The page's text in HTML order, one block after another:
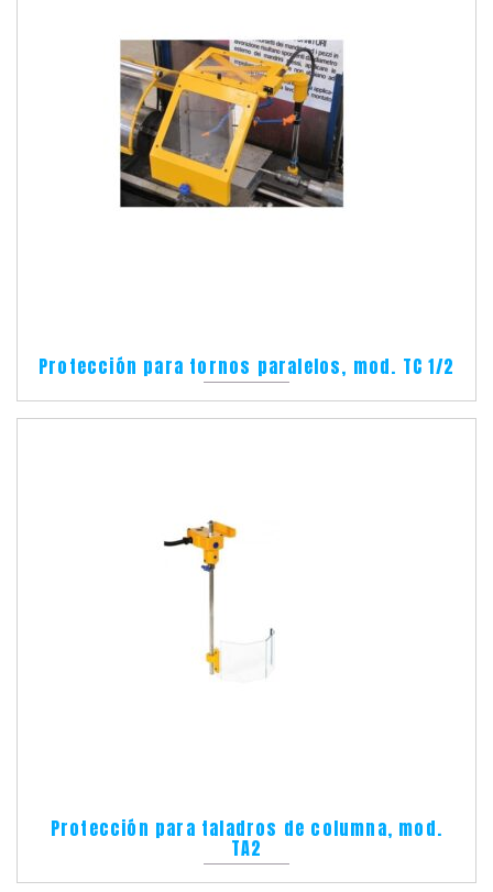
Protección para tornos paralelos, mod. TC 1/2
Protección para taladros de columna, mod.
TA2